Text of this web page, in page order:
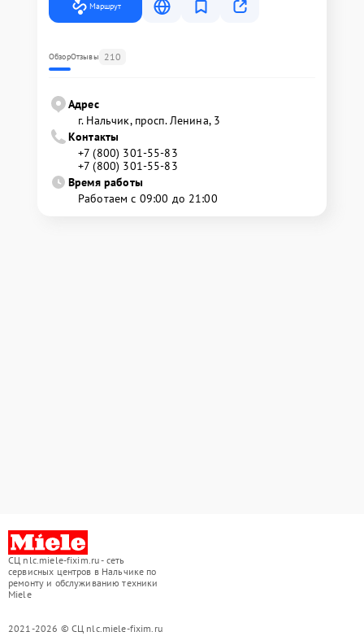
Маршрут
ОбзорОтзывы 210
Адрес
г. Нальчик, просп. Ленина, 3
Контакты
+7 (800) 301-55-83
+7 (800) 301-55-83
Время работы
Работаем с 09:00 до 21:00
СЦ nlc.miele-fixim.ru - сеть
сервисных центров в Нальчике по
ремонту и обслуживанию техники
Miele
2021-2026 © СЦ nlc.miele-fixim.ru